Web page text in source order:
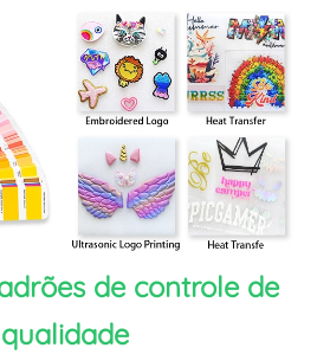
de controle de
qualidade